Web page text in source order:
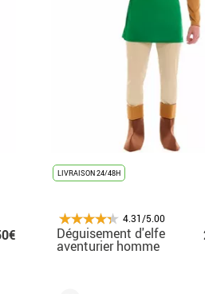
LIVRAISON 24/48H
4.31/5.00
Déguisement d'elfe
aventurier homme